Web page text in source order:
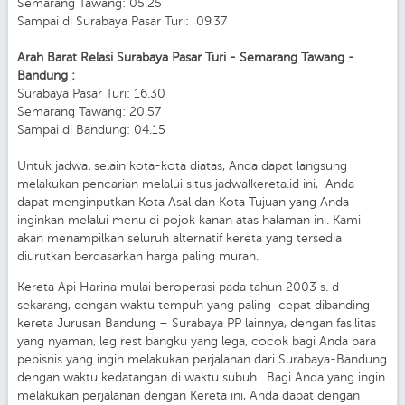
Semarang Tawang: 05.25
Sampai di Surabaya Pasar Turi: 09.37
Arah Barat Relasi Surabaya Pasar Turi - Semarang Tawang -
Bandung :
Surabaya Pasar Turi: 16.30
Semarang Tawang: 20.57
Sampai di Bandung: 04.15
Untuk jadwal selain kota-kota diatas, Anda dapat langsung
melakukan pencarian melalui situs jadwalkereta.id ini, Anda
dapat menginputkan Kota Asal dan Kota Tujuan yang Anda
inginkan melalui menu di pojok kanan atas halaman ini. Kami
akan menampilkan seluruh alternatif kereta yang tersedia
diurutkan berdasarkan harga paling murah.
Kereta Api Harina mulai beroperasi pada tahun 2003 s. d
sekarang, dengan waktu tempuh yang paling cepat dibanding
kereta Jurusan Bandung – Surabaya PP lainnya, dengan fasilitas
yang nyaman, leg rest bangku yang lega, cocok bagi Anda para
pebisnis yang ingin melakukan perjalanan dari Surabaya-Bandung
dengan waktu kedatangan di waktu subuh . Bagi Anda yang ingin
melakukan perjalanan dengan Kereta ini, Anda dapat dengan